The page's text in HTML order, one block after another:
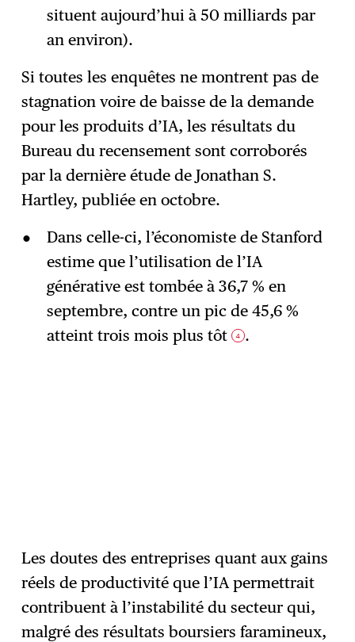
situent aujourd’hui à 50 milliards par
an environ).
Si toutes les enquêtes ne montrent pas de
stagnation voire de baisse de la demande
pour les produits d’IA, les résultats du
Bureau du recensement sont corroborés
par la dernière étude de Jonathan S.
Hartley, publiée en octobre.
Dans celle-ci, l’économiste de Stanford
estime que l’utilisation de l’IA
générative est tombée à 36,7 % en
septembre, contre un pic de 45,6 %
atteint trois mois plus tôt
4 .
Les doutes des entreprises quant aux gains
réels de productivité que l’IA permettrait
contribuent à l’instabilité du secteur qui,
malgré des résultats boursiers faramineux,